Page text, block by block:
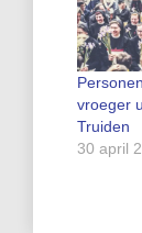
vroeger
Truiden
30 april